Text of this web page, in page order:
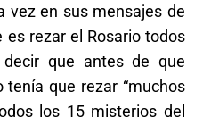
vez en sus mensajes de
rezar el Rosario todos
que antes de que
tenía que rezar “muchos
los 15 misterios del